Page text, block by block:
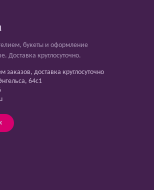
букеты и оформление
Доставка круглосуточно.
заказов, доставка круглосуточно
64с1